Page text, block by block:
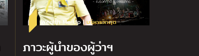
Wealth Me Up |บริหารวิกฤต
ภาวะผู้นำของผู้ว่าฯ